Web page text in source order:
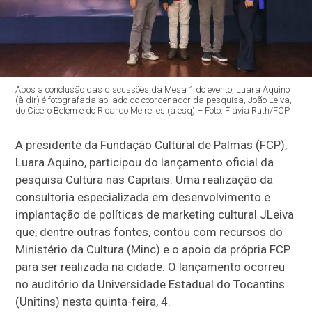
Após a conclusão das discussões da Mesa 1 do evento, Luara Aquino
(à dir) é fotografada ao lado do coordenador da pesquisa, João Leiva,
do Cícero Belém e do Ricardo Meirelles (à esq) – Foto: Flávia Ruth/FCP
A presidente da Fundação Cultural de Palmas (FCP),
Luara Aquino, participou do lançamento oficial da
pesquisa Cultura nas Capitais. Uma realização da
consultoria especializada em desenvolvimento e
implantação de políticas de marketing cultural JLeiva
que, dentre outras fontes, contou com recursos do
Ministério da Cultura (Minc) e o apoio da própria FCP
para ser realizada na cidade. O lançamento ocorreu
no auditório da Universidade Estadual do Tocantins
(Unitins) nesta quinta-feira, 4.